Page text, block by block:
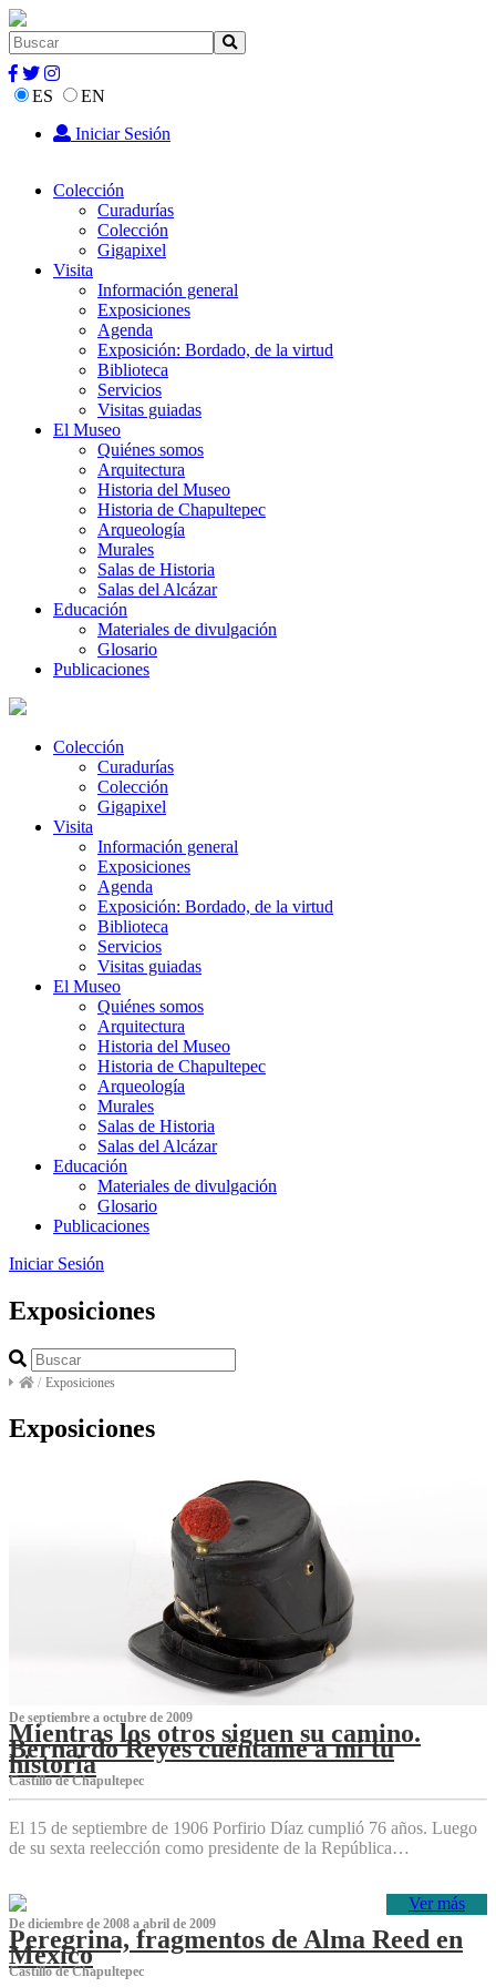
ES
EN
Iniciar Sesión
Colección
Curadurías
Colección
Gigapixel
Visita
Información general
Exposiciones
Agenda
Exposición: Bordado, de la virtud
Biblioteca
Servicios
Visitas guiadas
El Museo
Quiénes somos
Arquitectura
Historia del Museo
Historia de Chapultepec
Arqueología
Murales
Salas de Historia
Salas del Alcázar
Educación
Materiales de divulgación
Glosario
Publicaciones
Colección
Curadurías
Colección
Gigapixel
Visita
Información general
Exposiciones
Agenda
Exposición: Bordado, de la virtud
Biblioteca
Servicios
Visitas guiadas
El Museo
Quiénes somos
Arquitectura
Historia del Museo
Historia de Chapultepec
Arqueología
Murales
Salas de Historia
Salas del Alcázar
Educación
Materiales de divulgación
Glosario
Publicaciones
Iniciar Sesión
Exposiciones
/ Exposiciones
Exposiciones
De septiembre a octubre de 2009
Mientras los otros siguen su camino.
Bernardo Reyes cuéntame a mí tu
historia
Castillo de Chapultepec
El 15 de septiembre de 1906 Porfirio Díaz cumplió 76 años. Luego
de su sexta reelección como presidente de la República…
Ver más
De diciembre de 2008 a abril de 2009
Peregrina, fragmentos de Alma Reed en
México
Castillo de Chapultepec